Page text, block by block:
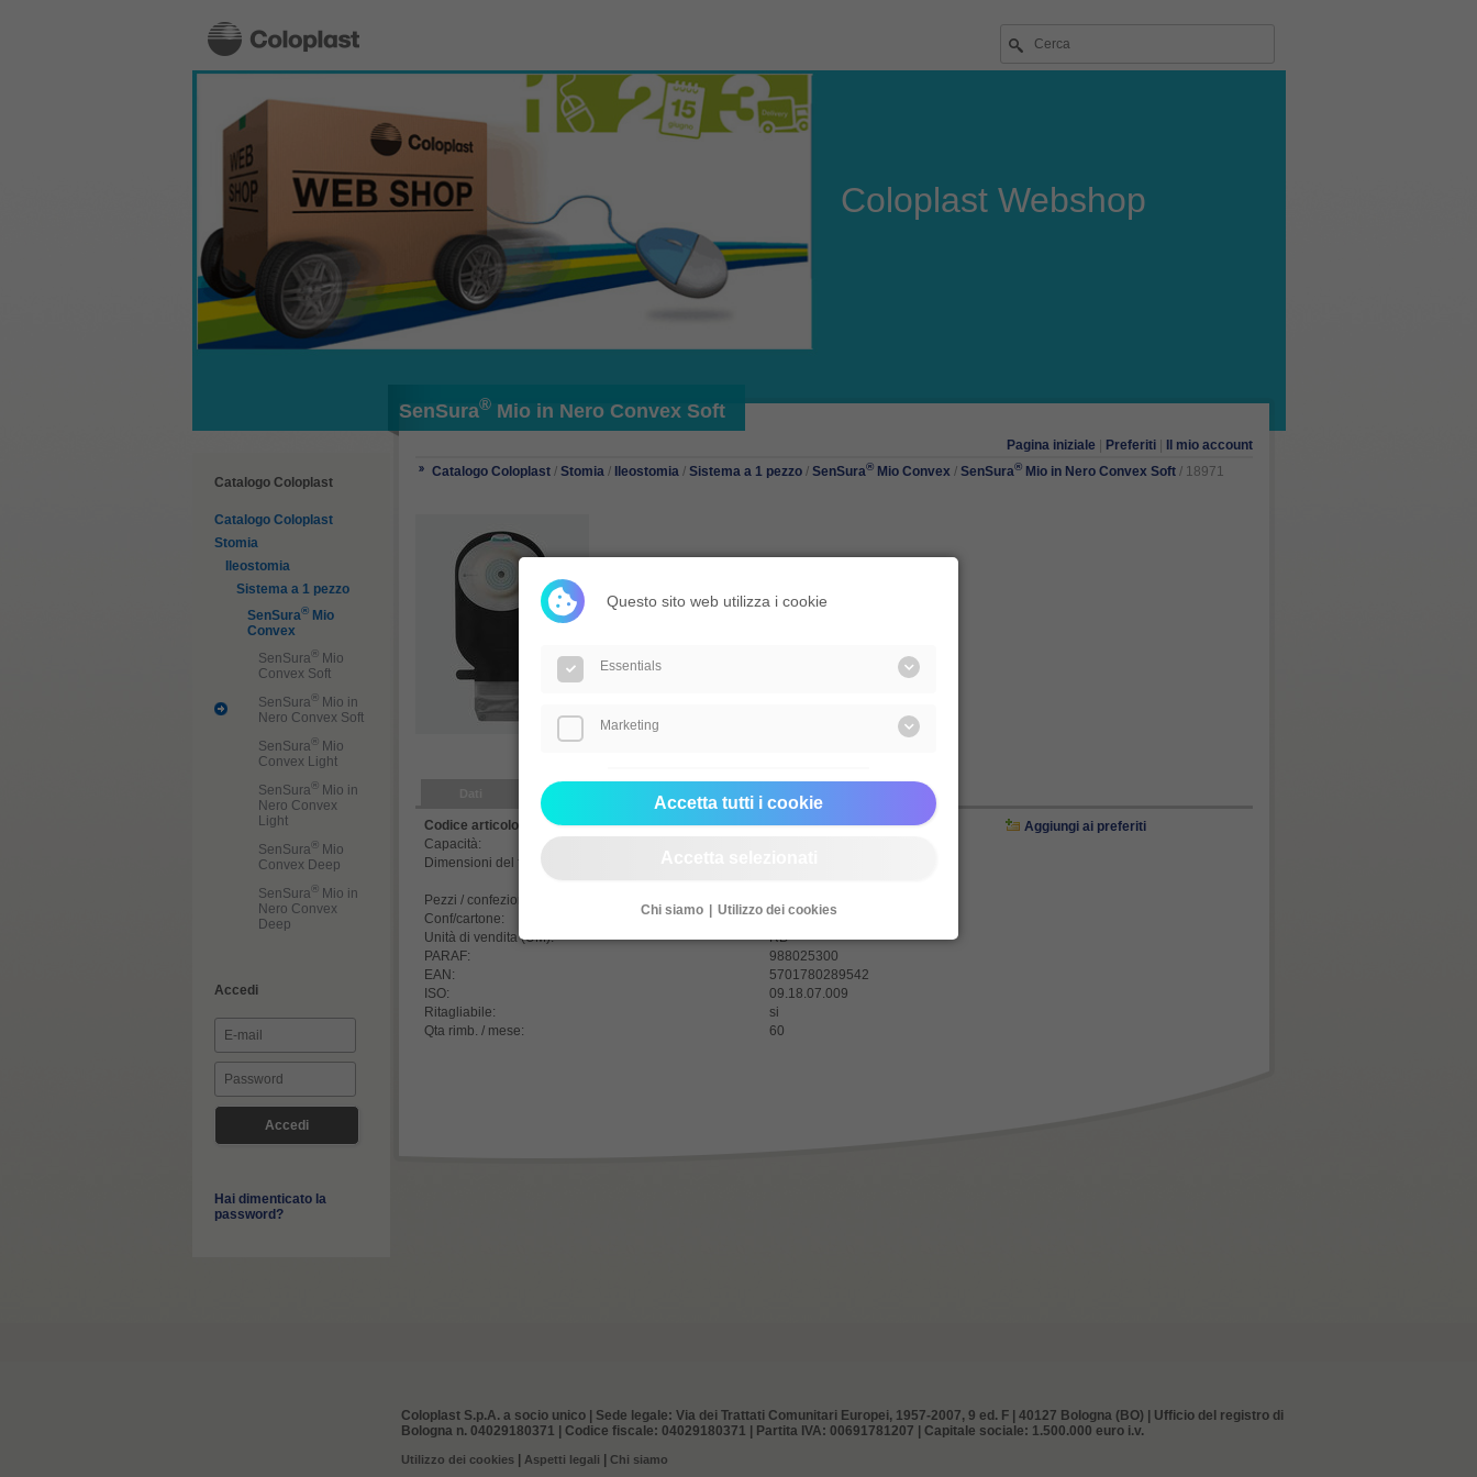
Coloplast Webshop
SenSura®Mio in Nero Convex Soft
Catalogo Coloplast
Catalogo Coloplast
Stomia
Ileostomia
Sistema a 1 pezzo
SenSura®Mio
Convex
SenSura ®
Mio
Convex Soft
SenSura ®
Mio in
Nero Convex Soft
SenSura ®
Mio
Convex Light
SenSura ®
Mio in
Nero Convex
Light
SenSura ®
Mio
Convex Deep
SenSura ®
Mio in
Nero Convex
Deep
Accedi
Hai dimenticato la
password?
Pagina iniziale Preferiti|
Il mio account
Catalogo Coloplast/ Stomia/ Ileostomia/ Sistema a 1 pezzo/ SenSura®Mio Convex/ SenSura®Mio in Nero Convex Soft/ 18971
Domande?
Codice articolo:
18971
Capacità:
Dimensioni del foro (mm):
Pezzi / confezione:
Conf/cartone:
10
Unità di vendita (UM):
RB
PARAF:
988025300
EAN:
5701780289542
ISO:
09.18.07.009
Ritagliabile:
si
Qta rimb. / mese:
60
Aggiungi ai preferiti
Coloplast S.p.A. a socio unico | Sede legale: Via dei Trattati Comunitari Europei, 1957-2007, 9 ed. F | 40127 Bologna (BO) | Ufficio del registro di
Bologna n. 04029180371 | Codice fiscale: 04029180371 | Partita IVA: 00691781207 | Capitale sociale: 1.500.000 euro i.v.
Utilizzo dei cookies| Aspetti legali Chi siamo
Questo sito web utilizza i cookie
Essentials
Marketing
Accetta tutti i cookie
Chi siamo Utilizzo dei cookies